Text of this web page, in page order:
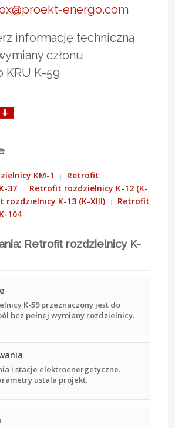
energo.com
informację techniczną
członu
KRU K-59
KM-1
Retrofit
37
Retrofit rozdzielnicy K-12 (K-
rozdzielnicy K-13 (K-XIII)
Retrofit
104
Retrofit rozdzielnicy K-
K-59 przeznaczony jest do
bez pełnej wymiany rozdzielnicy.
i stacje elektroenergetyczne.
ustala projekt.